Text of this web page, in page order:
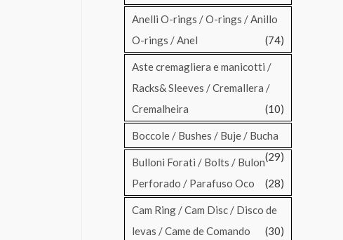
Anelli O-rings / O-rings / Anillo
O-rings / Anel
(74)
Aste cremagliera e manicotti /
Racks& Sleeves / Cremallera /
Cremalheira
(10)
Boccole / Bushes / Buje / Bucha
(29)
Bulloni Forati / Bolts / Bulon
Perforado / Parafuso Oco
(28)
Cam Ring / Cam Disc / Disco de
levas / Came de Comando
(30)